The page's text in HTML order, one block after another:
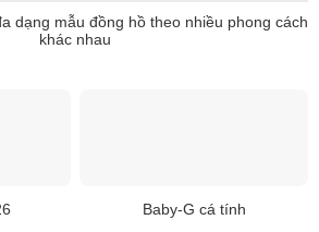
dạng mẫu đồng hồ theo nhiều phong cách
khác nhau
Baby-G cá tính